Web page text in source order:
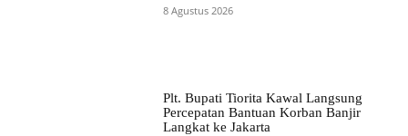
8 Agustus 2026
Plt. Bupati Tiorita Kawal Langsung
Percepatan Bantuan Korban Banjir
Langkat ke Jakarta